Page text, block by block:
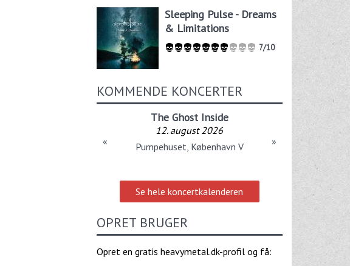
Sleeping Pulse - Dreams
& Limitations
7/10
KOMMENDE KONCERTER
The Ghost Inside
12. august 2026
Pumpehuset, København V
« »
Se hele koncertkalenderen
OPRET BRUGER
Opret en gratis heavymetal.dk-profil og få: